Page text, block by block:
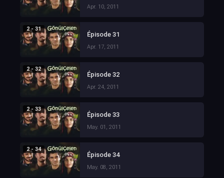
Apr. 10, 2011
2 - 31
Épisode 31
Apr. 17, 2011
2 - 32
Épisode 32
Apr. 24, 2011
2 - 33
Épisode 33
May. 01, 2011
2 - 34
Épisode 34
May. 08, 2011